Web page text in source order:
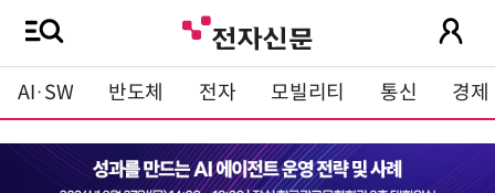
AI·SW 반도체 전자 모빌리티 통신 경제